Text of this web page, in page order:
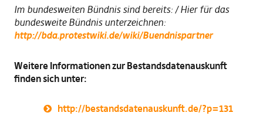
Im bundesweiten Bündnis sind bereits: / Hier für das
bundesweite Bündnis unterzeichnen:
http://bda.protestwiki.de/wiki/Buendnispartner
Weitere Informationen zur Bestandsdatenauskunft
finden sich unter:
http://bestandsdatenauskunft.de/?p=131